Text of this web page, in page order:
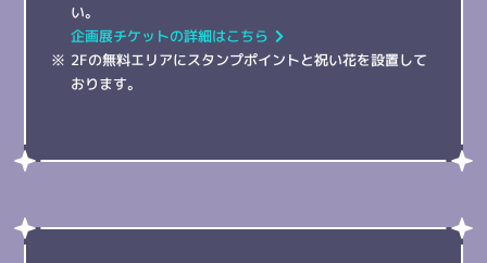
い。
企画展チケットの詳細はこちら
2Fの無料エリアにスタンプポイントと祝い花を設置して
おります。